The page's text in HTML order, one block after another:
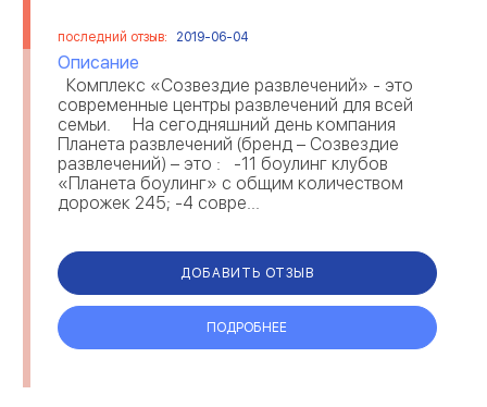
последний отзыв: 2019-06-04
Описание
Комплекс «Созвездие развлечений» - это
современные центры развлечений для всей
семьи. На сегодняшний день компания
Планета развлечений (бренд – Созвездие
развлечений) – это : -11 боулинг клубов
«Планета боулинг» с общим количеством
дорожек 245; -4 совре...
ДОБАВИТЬ ОТЗЫВ
ПОДРОБНЕЕ